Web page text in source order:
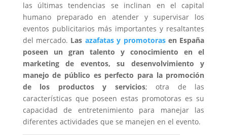
las últimas tendencias se inclinan en el capital
humano preparado en atender y supervisar los
eventos publicitarios más importantes y resaltantes
del mercado. Las azafatas y promotorasen España
poseen un gran talento y conocimiento en el
marketing de eventos, su desenvolvimiento y
manejo de público es perfecto para la promoción
de los productos y servicios; otra de las
características que poseen estas promotoras es su
capacidad de entretenimiento para manejar las
diferentes actividades que se manejen en el evento.